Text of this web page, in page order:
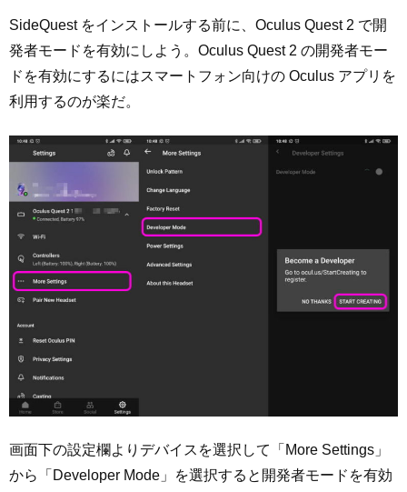
SideQuest をインストールする前に、Oculus Quest 2 で開
発者モードを有効にしよう。Oculus Quest 2 の開発者モー
ドを有効にするにはスマートフォン向けの Oculus アプリを
利用するのが楽だ。
画面下の設定欄よりデバイスを選択して「More Settings」
から「Developer Mode」を選択すると開発者モードを有効